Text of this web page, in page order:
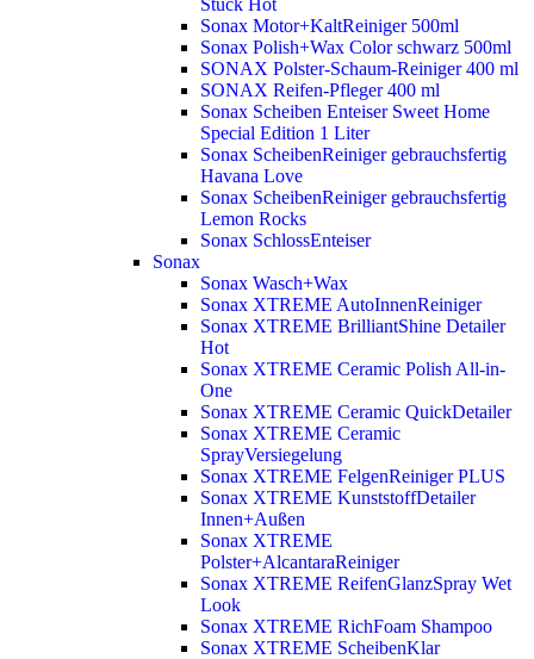
Sonax Motor+KaltReiniger 500ml
Sonax Polish+Wax Color schwarz 500ml
SONAX Polster-Schaum-Reiniger 400 ml
SONAX Reifen-Pfleger 400 ml
Sonax Scheiben Enteiser Sweet Home
Special Edition 1 Liter
Sonax ScheibenReiniger gebrauchsfertig
Havana Love
Sonax ScheibenReiniger gebrauchsfertig
Lemon Rocks
Sonax SchlossEnteiser
Sonax
Sonax Wasch+Wax
Sonax XTREME AutoInnenReiniger
Sonax XTREME BrilliantShine Detailer
Hot
Sonax XTREME Ceramic Polish All-in-
One
Sonax XTREME Ceramic QuickDetailer
Sonax XTREME Ceramic
SprayVersiegelung
Sonax XTREME FelgenReiniger PLUS
Sonax XTREME KunststoffDetailer
Innen+Außen
Sonax XTREME
Polster+AlcantaraReiniger
Sonax XTREME ReifenGlanzSpray Wet
Look
Sonax XTREME RichFoam Shampoo
Sonax XTREME ScheibenKlar